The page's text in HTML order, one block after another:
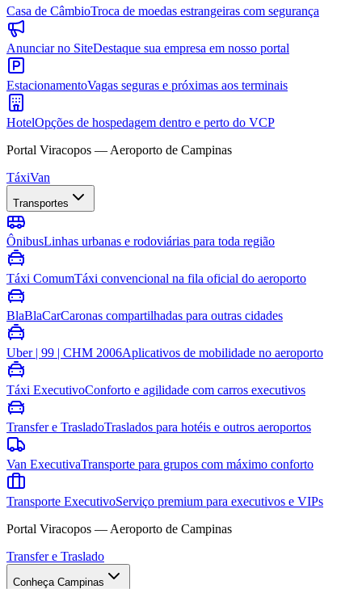
Casa de CâmbioTroca de moedas estrangeiras com segurança
Anunciar no SiteDestaque sua empresa em nosso portal
EstacionamentoVagas seguras e próximas aos terminais
HotelOpções de hospedagem dentro e perto do VCP
Portal Viracopos — Aeroporto de Campinas
TáxiVan
Transportes
ÔnibusLinhas urbanas e rodoviárias para toda região
Táxi ComumTáxi convencional na fila oficial do aeroporto
BlaBlaCarCaronas compartilhadas para outras cidades
Uber | 99 | CHM 2006Aplicativos de mobilidade no aeroporto
Táxi ExecutivoConforto e agilidade com carros executivos
Transfer e TrasladoTraslados para hotéis e outros aeroportos
Van ExecutivaTransporte para grupos com máximo conforto
Transporte ExecutivoServiço premium para executivos e VIPs
Portal Viracopos — Aeroporto de Campinas
Transfer e Traslado
Conheça Campinas